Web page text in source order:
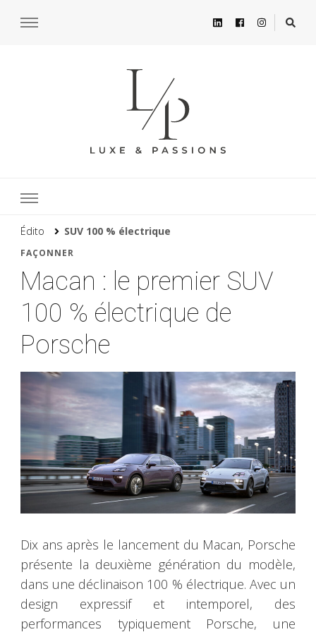
Édito SUV 100 % électrique
FAÇONNER
Macan : le premier SUV
100 % électrique de
Porsche
Dix ans après le lancement du Macan, Porsche
présente la deuxième génération du modèle,
dans une déclinaison 100 % électrique. Avec un
design expressif et intemporel, des
performances typiquement Porsche, une